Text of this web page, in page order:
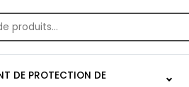
DE PROTECTION DE